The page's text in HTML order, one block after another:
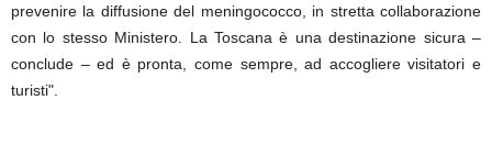
prevenire la diffusione del meningococco, in stretta collaborazione
con lo stesso Ministero. La Toscana è una destinazione sicura –
conclude – ed è pronta, come sempre, ad accogliere visitatori e
turisti".